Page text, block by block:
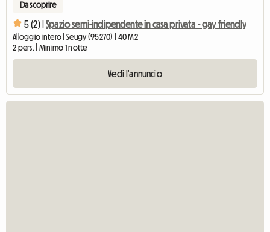
Da scoprire
5 (2) | Spazio semi-indipendente in casa privata - gay friendly
Alloggio intero | Seugy (95270) | 40 M2
2 pers. | Minimo 1 notte
Vedi l'annuncio